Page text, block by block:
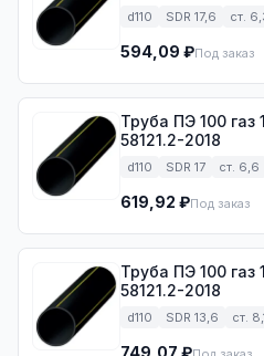
d110 SDR 17,6 ст.
594,09 ₽Под заказ
Труба ПЭ 100 газ
58121.2-2018
d110 SDR 17 ст. 6,6
619,92 ₽Под заказ
Труба ПЭ 100 газ
58121.2-2018
d110 SDR 13,6 ст.
749,07 ₽